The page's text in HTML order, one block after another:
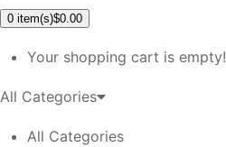
0 item(s)$0.00
Your shopping cart is empty!
All Categories
All Categories